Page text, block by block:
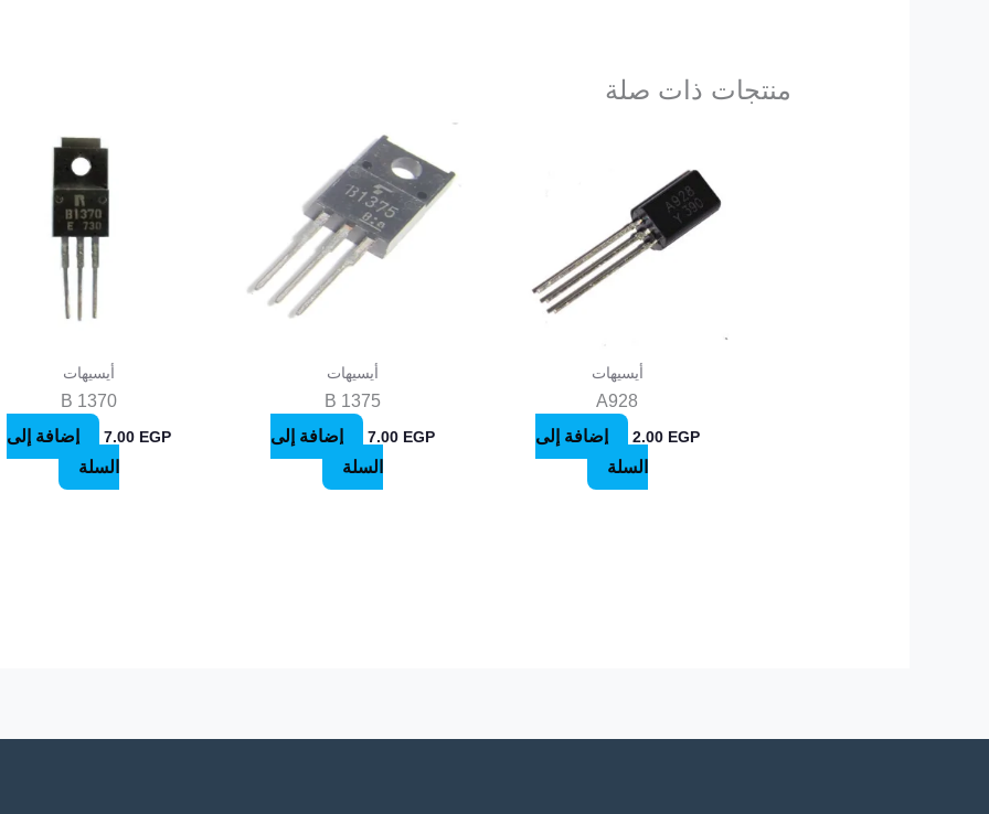
منتجات ذات صلة
أيسيهات
A928
2.00 EGP
إضافة إلى
السلة
أيسيهات
B 1375
7.00 EGP
إضافة إلى
السلة
أيسيهات
B 1370
7.00 EGP
إضافة إلى
السلة